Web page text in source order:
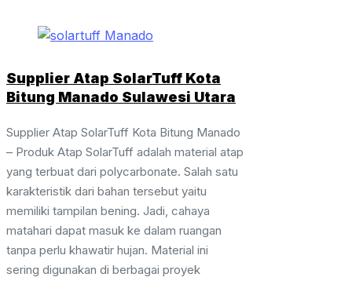
Supplier Atap SolarTuff Kota
Bitung Manado Sulawesi Utara
Supplier Atap SolarTuff Kota Bitung Manado
– Produk Atap SolarTuff adalah material atap
yang terbuat dari polycarbonate. Salah satu
karakteristik dari bahan tersebut yaitu
memiliki tampilan bening. Jadi, cahaya
matahari dapat masuk ke dalam ruangan
tanpa perlu khawatir hujan. Material ini
sering digunakan di berbagai proyek